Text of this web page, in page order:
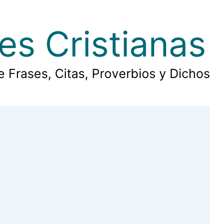
Cristianas
Frases, Citas, Proverbios y Dichos